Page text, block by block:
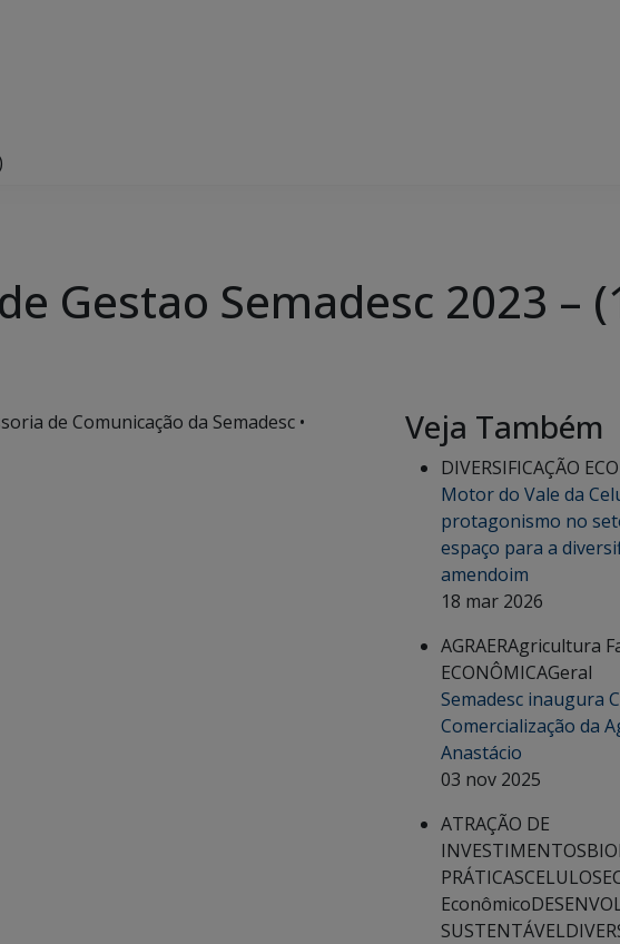
Gestao Semadesc 2023 –
de Comunicação da Semadesc • Veja Também
DIVERSIFICAÇÃO
Motor do Vale da
protagonismo no
espaço para a
amendoim
18 mar 2026
AGRAERAgricultura
ECONÔMICAGeral
Semadesc inaugura
Comercialização da
Anastácio
03 nov 2025
ATRAÇÃO DE
INVESTIMENTOS
PRÁTICASCELULOSE
Econômico
SUSTENTÁVEL